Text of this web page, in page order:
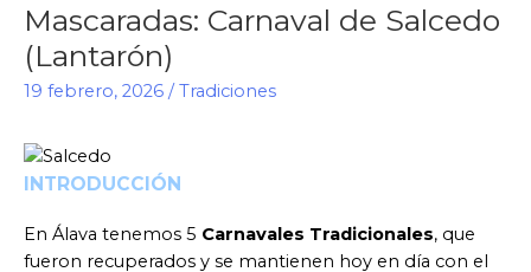
Mascaradas: Carnaval de Salcedo
(Lantarón)
19 febrero, 2026 /Tradiciones
INTRODUCCIÓN
En Álava tenemos 5 Carnavales Tradicionales, que
fueron recuperados y se mantienen hoy en día con el